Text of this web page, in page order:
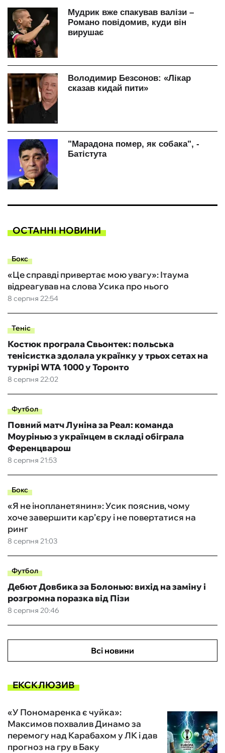
ОСТАННІ НОВИНИ
Бокс
8 серпня 22:54
«Це справді привертає мою увагу»: Ітаума
відреагував на слова Усика про нього
Теніс
8 серпня 22:02
Костюк програла Свьонтек: польська
тенісистка здолала українку у трьох сетах на
турнірі WTA 1000 у Торонто
Футбол
8 серпня 21:53
Повний матч Луніна за Реал: команда
Моурінью з українцем в складі обіграла
Ференцварош
Бокс
8 серпня 21:03
«Я не інопланетянин»: Усик пояснив, чому
хоче завершити кар’єру і не повертатися на
ринг
Футбол
8 серпня 20:46
Дебют Довбика за Болонью: вихід на заміну і
розгромна поразка від Пізи
Всі новини
ЕКСКЛЮЗИВ
«У Пономаренка є чуйка»:
Максимов похвалив Динамо за
перемогу над Карабахом у ЛК і дав
прогноз на гру в Баку